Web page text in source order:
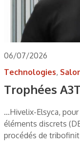
06/07/2026
Technologies,
Trophées
...Hivelix-Elsyca,
éléments discrets
procédés de